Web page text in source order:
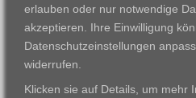
VWAK
Karriere
Links
Kontakt
Standorte
Darmstadt
erlauben oder nur notwendige
akzeptieren. Ihre Einwilligung
Datenschutzeinstellungen
widerrufen.
Klicken sie auf Details, um mehr